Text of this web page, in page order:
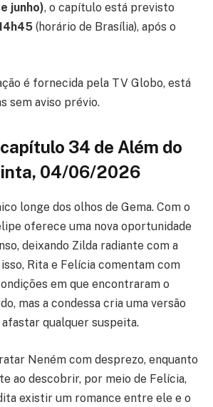
junho), o capítulo está previsto
(horário de Brasília), após o
é fornecida pela TV Globo, está
sem aviso prévio.
34 de Além do
04/06/2026
longe dos olhos de Gema. Com o
oferece uma nova oportunidade
deixando Zilda radiante com a
Rita e Felícia comentam com
em que encontraram o
mas a condessa cria uma versão
qualquer suspeita.
Neném com desprezo, enquanto
ao descobrir, por meio de Felícia,
existir um romance entre ele e o